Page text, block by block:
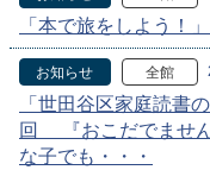
「本で旅をしよう！
お知らせ 全館
「世田谷区家庭読書
回 『おこだでませ
な子でも・・・